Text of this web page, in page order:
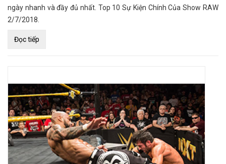
ngày nhanh và đầy đủ nhất. Top 10 Sự Kiện Chính Của Show RAW
2/7/2018.
Đọc tiếp